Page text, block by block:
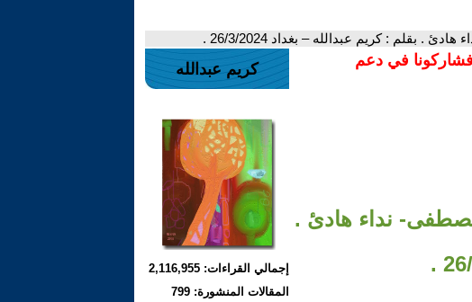
: كريم عبدالله – بغداد 26/3/2024 .
فشاركونا في دعم
مصطفى- نداء هادئ .
كريم عبدالله
إجمالي القراءات: 2,116,955
المقالات المنشورة: 799